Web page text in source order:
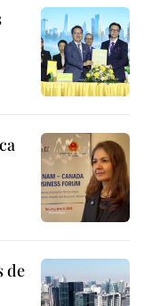
de